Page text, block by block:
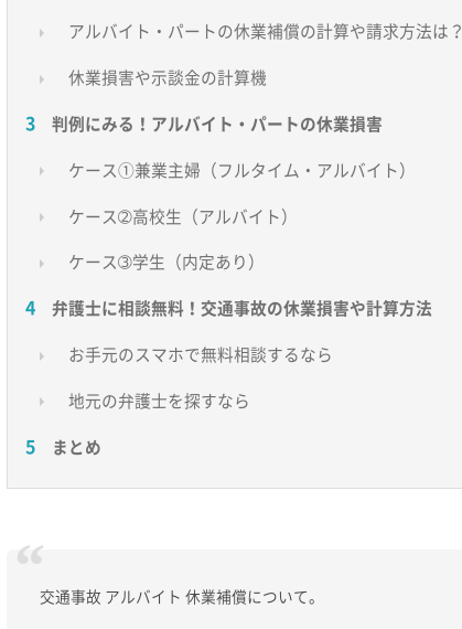
アルバイト・パートの休業補償の計算や請求方法は？
休業損害や示談金の計算機
判例にみる！アルバイト・パートの休業損害
ケース①兼業主婦（フルタイム・アルバイト）
ケース➁高校生（アルバイト）
ケース➂学生（内定あり）
弁護士に相談無料！交通事故の休業損害や計算方法
お手元のスマホで無料相談するなら
地元の弁護士を探すなら
まとめ
交通事故 アルバイト 休業補償について。